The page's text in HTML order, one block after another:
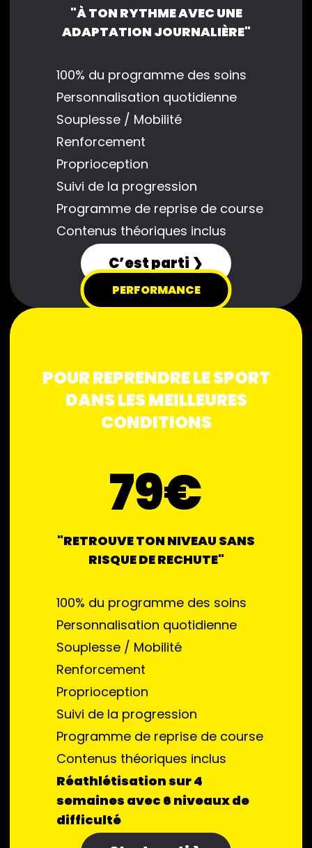
"À TON RYTHME AVEC UNE
ADAPTATION JOURNALIÈRE"
100% du programme des soins
Personnalisation quotidienne
Souplesse / Mobilité
Renforcement
Proprioception
Suivi de la progression
Programme de reprise de course
Contenus théoriques inclus
C’est parti ❯
PERFORMANCE
POUR REPRENDRE LE SPORT
DANS LES MEILLEURES
CONDITIONS
79€
"RETROUVE TON NIVEAU SANS
RISQUE DE RECHUTE"
100% du programme des soins
Personnalisation quotidienne
Souplesse / Mobilité
Renforcement
Proprioception
Suivi de la progression
Programme de reprise de course
Contenus théoriques inclus
Réathlétisation sur 4
semaines avec 6 niveaux de
difficulté